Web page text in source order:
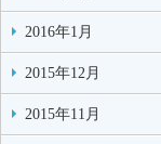
2016年1月
2015年12月
2015年11月